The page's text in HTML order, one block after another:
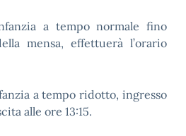
a tempo normale fino
mensa, effettuerà l’orario
a tempo ridotto, ingresso
alle ore 13:15.